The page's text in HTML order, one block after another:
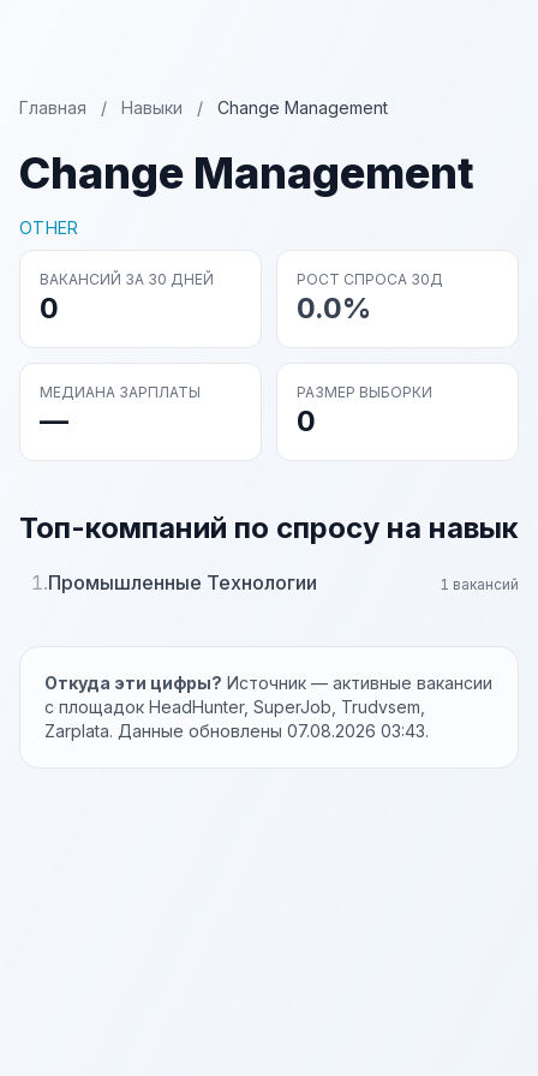
Главная / Навыки / Change Management
Change Management
OTHER
ВАКАНСИЙ ЗА 30 ДНЕЙ
0
РОСТ СПРОСА 30Д
0.0%
МЕДИАНА ЗАРПЛАТЫ
—
РАЗМЕР ВЫБОРКИ
0
Топ-компаний по спросу на навык
1.Промышленные Технологии 1 вакансий
Откуда эти цифры? Источник — активные вакансии
с площадок HeadHunter, SuperJob, Trudvsem,
Zarplata. Данные обновлены 07.08.2026 03:43.